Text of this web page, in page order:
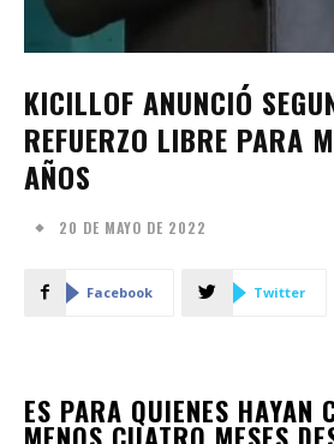
KICILLOF ANUNCIÓ
REFUERZO LIBRE PARA
AÑOS
20 DE MAYO DE 2022
Facebook Twitter
ES PARA QUIENES HAYAN